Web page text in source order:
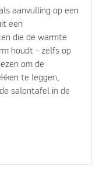
aanvulling op een
een
die de warmte
houdt - zelfs op
om de
te leggen,
salontafel in de